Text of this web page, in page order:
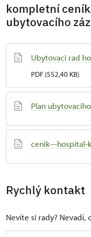
kompletní
ubytovacího
Ubytovaci rad
PDF (552,40 KB)
Plan
cenik---hospital-
Rychlý kontakt
Nevíte si rady? Nevadí,